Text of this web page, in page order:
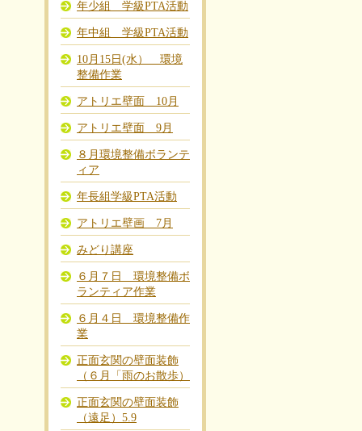
年少組 学級PTA活動
年中組 学級PTA活動
10月15日(水） 環境
整備作業
アトリエ壁面 10月
アトリエ壁面 9月
８月環境整備ボランテ
ィア
年長組学級PTA活動
アトリエ壁画 7月
みどり講座
６月７日 環境整備ボ
ランティア作業
６月４日 環境整備作
業
正面玄関の壁面装飾
（６月「雨のお散歩）
正面玄関の壁面装飾
（遠足）5.9